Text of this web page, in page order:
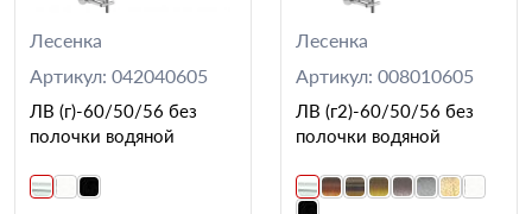
Лесенка
Артикул: 042040605
ЛВ (г)-60/50/56 без
полочки водяной
Лесенка
Артикул: 008010605
ЛВ (г2)-60/50/56 без
полочки водяной